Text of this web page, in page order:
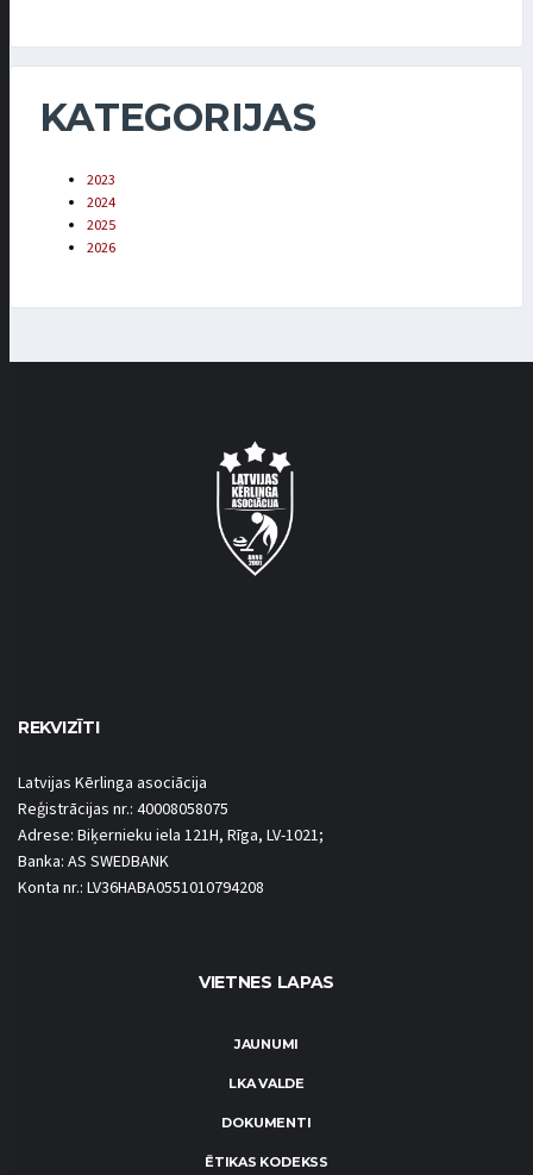
KATEGORIJAS
2023
2024
2025
2026
REKVIZĪTI
Latvijas Kērlinga asociācija
Reģistrācijas nr.: 40008058075
Adrese: Biķernieku iela 121H, Rīga, LV-1021;
Banka: AS SWEDBANK
Konta nr.: LV36HABA0551010794208
VIETNES LAPAS
JAUNUMI
LKA VALDE
DOKUMENTI
ĒTIKAS KODEKSS